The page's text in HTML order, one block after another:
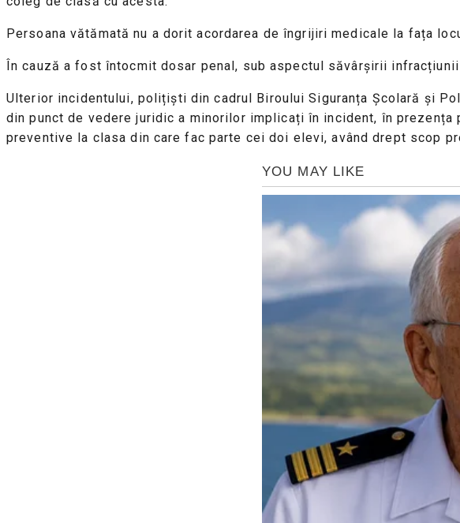
Persoana vătămată nu a dorit acordarea de îngrijiri medicale la fața
În cauză a fost întocmit dosar penal, sub aspectul săvârşirii
Ulterior incidentului, polițiști din cadrul Biroului Siguranța Școlară și
din punct de vedere juridic a minorilor implicați în incident, în
preventive la clasa din care fac parte cei doi elevi, având drept scop